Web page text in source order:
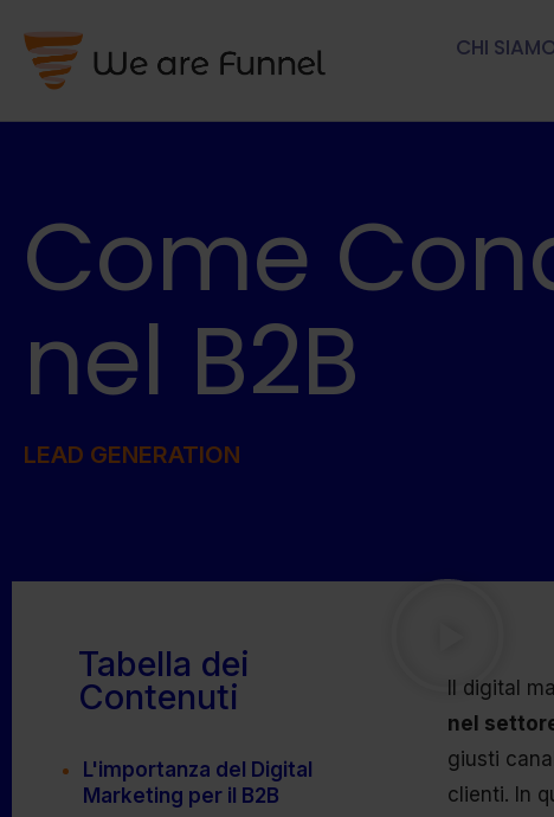
CHI
Come
nel B2B
LEAD GENERATION
Tabella dei
Contenuti
L'importanza del Digital
Marketing per il B2B
Il digital
nel
giusti
clienti. In